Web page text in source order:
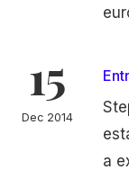
15
Dec 2014
a